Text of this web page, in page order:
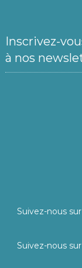
Inscrivez-
à nos
Suivez-nous
Suivez-nous